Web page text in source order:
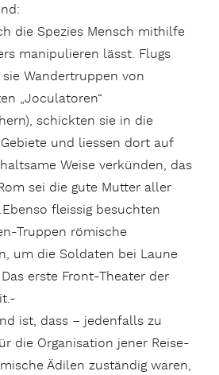
die Spezies Mensch mithilfe
manipulieren lässt. Flugs
Wandertruppen von
„Joculatoren“
schickten sie in die
und liessen dort auf
Weise verkünden, das
sei die gute Mutter aller
fleissig besuchten
Truppen römische
um die Soldaten bei Laune
erste Front-Theater der
ist, dass – jedenfalls zu
die Organisation jener Reise-
Ädilen zuständig waren,